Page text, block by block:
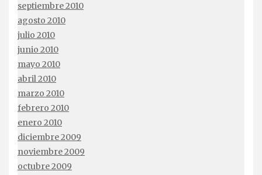
septiembre 2010
agosto 2010
julio 2010
junio 2010
mayo 2010
abril 2010
marzo 2010
febrero 2010
enero 2010
diciembre 2009
noviembre 2009
octubre 2009